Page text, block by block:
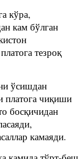
кўра,
кам бўлган
тезроқ
ўсишдан
платога чиқиши
босқичидан
камаяди.